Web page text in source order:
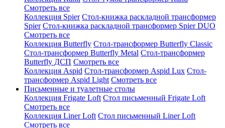
Смотреть все
Коллекция Spier Стол-книжка раскладной трансформер
Spier Стол-книжка раскладной трансформер Spier DUO
Смотреть все
Коллекция Butterfly Стол-трансформер Butterfly Classic
Стол-трансформер Butterfly Metal Стол-трансформер
Butterfly ДСП Смотреть все
Коллекция Aspid Стол-трансформер Aspid Lux Стол-
трансформер Aspid Light Смотреть все
Письменные и туалетные столы
Коллекция Frigate Loft Стол письменный Frigate Loft
Смотреть все
Коллекция Liner Loft Стол письменный Liner Loft
Смотреть все